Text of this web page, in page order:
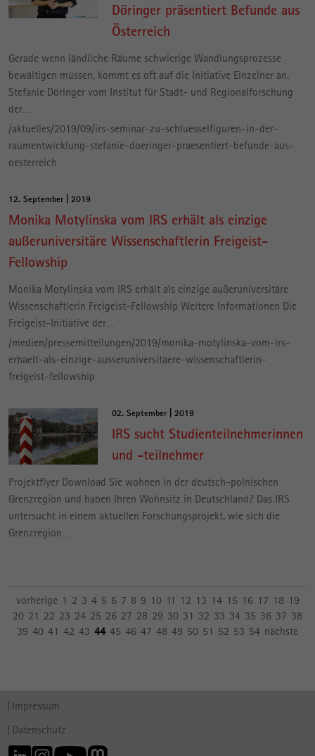
Döringer präsentiert Befunde aus
Österreich
Gerade wenn ländliche Räume schwierige Wandlungsprozesse
bewältigen müssen, kommt es oft auf die Initiative Einzelner an.
Stefanie Döringer vom Institut für Stadt- und Regionalforschung
der…
/aktuelles/2019/09/irs-seminar-zu-schluesselfiguren-in-der-
raumentwicklung-stefanie-doeringer-praesentiert-befunde-aus-
oesterreich
12. September | 2019
Monika Motylinska vom IRS erhält als einzige
außeruniversitäre Wissenschaftlerin Freigeist-
Fellowship
Monika Motylinska vom IRS erhält als einzige außeruniversitäre
Wissenschaftlerin Freigeist-Fellowship Weitere Informationen Die
Freigeist-Initiative der…
/medien/pressemitteilungen/2019/monika-motylinska-vom-irs-
erhaelt-als-einzige-ausseruniversitaere-wissenschaftlerin-
freigeist-fellowship
02. September | 2019
IRS sucht Studienteilnehmerinnen
und -teilnehmer
Projektflyer Download Sie wohnen in der deutsch-polnischen
Grenzregion und haben Ihren Wohnsitz in Deutschland? Das IRS
untersucht in einem aktuellen Forschungsprojekt, wie sich die
Grenzregion…
vorherige 1 2 3 4 5 6 7 8 9 10 11 12 13 14 15 16 17 18 19
20 21 22 23 24 25 26 27 28 29 30 31 32 33 34 35 36 37 38
39 40 41 42 43 44 45 46 47 48 49 50 51 52 53 54 nächste
Impressum
Datenschutz